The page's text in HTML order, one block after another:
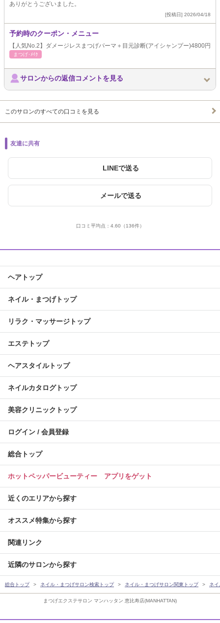
まつげエクステサロン マンハッタン 恵比寿店(MANHATTAN)
ありがとうございました。
[投稿日] 2026/04/18
予約時のクーポン・メニュー
【人気No.2】ダメージレスまつげパーマ＋目元診断(アイシャンプー)4800円
まつげ･ﾒｲｸ
サロンからの返信コメントを見る
このサロンのすべての口コミを見る
友達に共有
LINEで送る
メールで送る
口コミ平均点： 4.60 （136件）
ヘアトップ
ネイル・まつげトップ
リラク・マッサージトップ
エステトップ
ヘアスタイルトップ
ネイルカタログトップ
美容クリニックトップ
ログイン / 会員登録
総合トップ
ホットペッパービューティー アプリをゲット
近くのエリアから探す
オススメ特集から探す
関連リンク
近隣のサロンから探す
総合トップ ネイル・まつげサロン検索トップ ネイル・まつげサロン関東トップ ネ